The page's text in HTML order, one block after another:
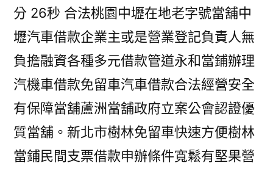
分 26秒 合法桃園中壢在地老字號當舖中
壢汽車借款企業主或是營業登記負責人無
負擔融資各種多元借款管道永和當鋪辦理
汽機車借款免留車汽車借款合法經營安全
有保障當舖蘆洲當舖政府立案公會認證優
質當舖。新北市樹林免留車快速方便樹林
當鋪民間支票借款申辦條件寬鬆有堅果營